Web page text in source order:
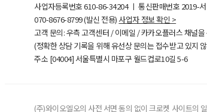
사업자등록번호610-86-34204ㅣ 통신판매번호 2019-
070-8676-8799 (발신 전용) 사업자 정보 확인 >
고객 문의: 우측 고객센터 / 이메일 / 카카오플러스 채널
(정확한 상담 기록을 위해 유선상 문의는 접수받고 있지
주소 [04004] 서울특별시 마포구 월드컵로10길5-6
(주)와이오엘오의 사전 서면 동의 없이 크로켓 사이트의